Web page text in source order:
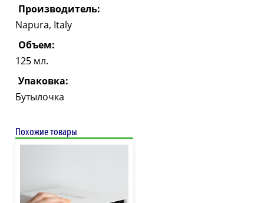
Производитель:
Napura, Italy
Объем:
125 мл.
Упаковка:
Бутылочка
Похожие товары